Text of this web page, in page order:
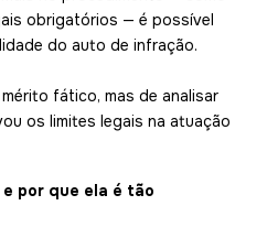
obrigatórios — é possível
do auto de infração.
fático, mas de analisar
os limites legais na atuação
por que ela é tão